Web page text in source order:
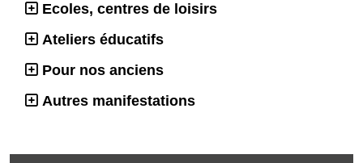
Ecoles, centres de loisirs
Ateliers éducatifs
Pour nos anciens
Autres manifestations